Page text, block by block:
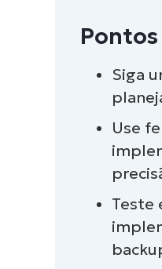
Pontos
Por
Quais
O que
Quais
A
Siga
Use
Teste